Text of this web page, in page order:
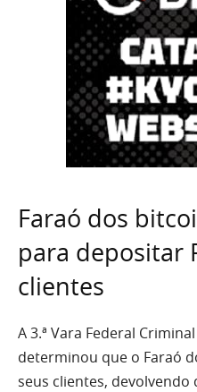
Faraó dos
para depositar
clientes
A 3.ª Vara Federal
determinou que o Faraó
seus clientes, devolvendo